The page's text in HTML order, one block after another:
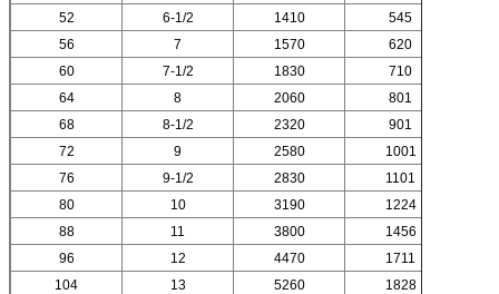
52
6-1/2 1410
545
56
7 1570
620
60
7-1/2 1830
710
64
8 2060
801
68
8-1/2 2320
901
72
9 2580
1001
76
9-1/2 2830
1101
80
10 3190
1224
88
11 3800
1456
96
12 4470
1711
104
13 5260
1828